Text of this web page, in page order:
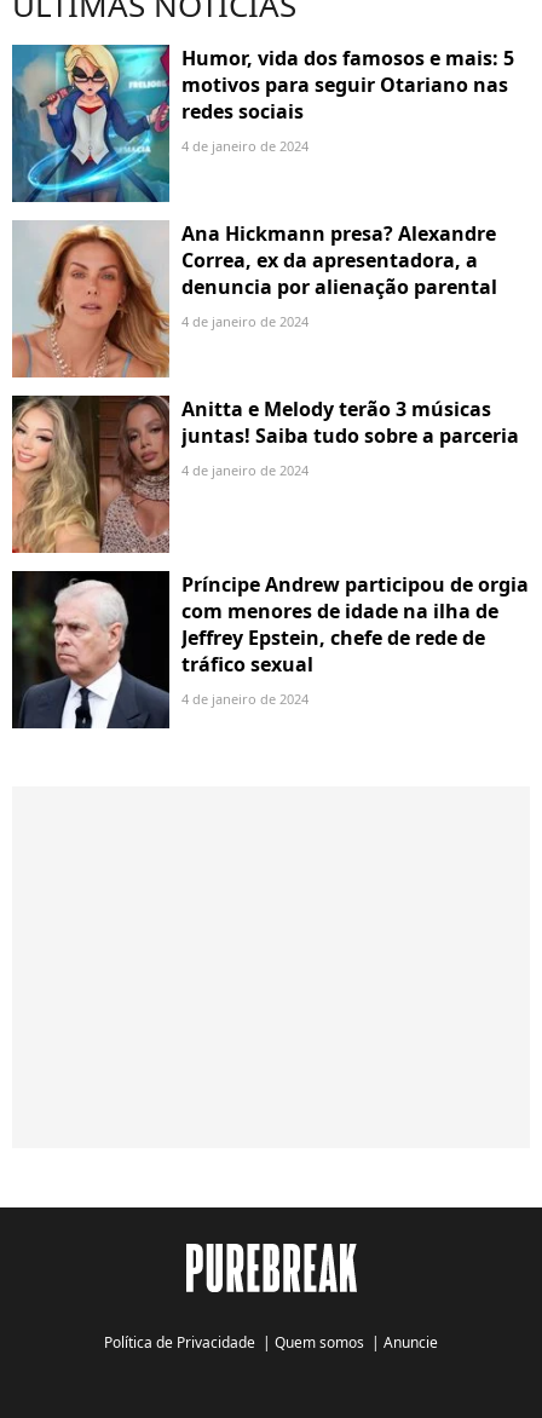
Humor, vida dos famosos e mais: 5
motivos para seguir Otariano nas
redes sociais
4 de janeiro de 2024
Ana Hickmann presa? Alexandre
Correa, ex da apresentadora, a
denuncia por alienação parental
4 de janeiro de 2024
Anitta e Melody terão 3 músicas
juntas! Saiba tudo sobre a parceria
4 de janeiro de 2024
Príncipe Andrew participou de orgia
com menores de idade na ilha de
Jeffrey Epstein, chefe de rede de
tráfico sexual
4 de janeiro de 2024
Política de Privacidade | Quem somos | Anuncie